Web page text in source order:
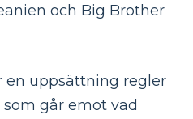
och Big Brother
en uppsättning regler
går emot vad